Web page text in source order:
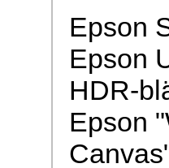
Epson
Epson
HDR-
Epson